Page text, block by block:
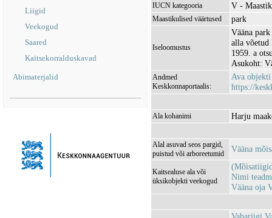
Liigid
Veekogud
Saared
Kaitsekorralduskavad
Abimaterjalid
IUCN kategooria V -
Maastikulised väärtused park
Iseloomustus
Vääna
alla võetud
1959. a
Asukoht:
Andmed
Keskkonnaportaalis:
Ava objekti
https://
Ala kohanimi Harju
Alal asuvad seos pargid,
puistud või arboreetumid
Vääna
Kaitsealuse ala või
üksikobjekti veekogud
Nimi
Vääna oja